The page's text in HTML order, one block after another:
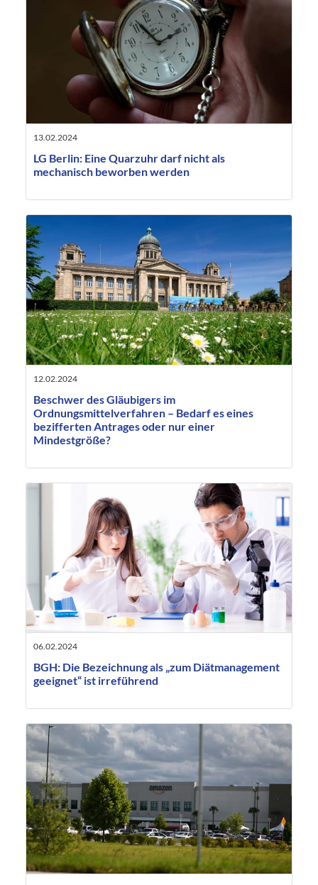
13.02.2024
LG Berlin: Eine Quarzuhr darf nicht als
mechanisch beworben werden
12.02.2024
Beschwer des Gläubigers im
Ordnungsmittelverfahren – Bedarf es eines
bezifferten Antrages oder nur einer
Mindestgröße?
06.02.2024
BGH: Die Bezeichnung als „zum Diätmanagement
geeignet“ ist irreführend